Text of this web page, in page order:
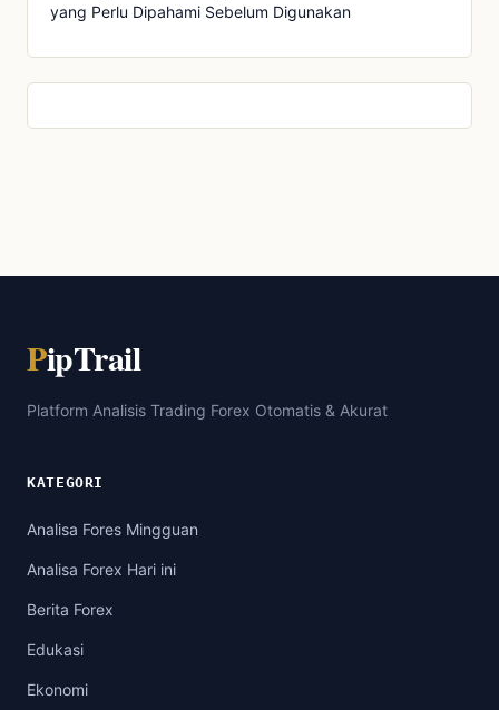
yang Perlu Dipahami Sebelum Digunakan
PipTrail
Platform Analisis Trading Forex Otomatis & Akurat
KATEGORI
Analisa Fores Mingguan
Analisa Forex Hari ini
Berita Forex
Edukasi
Ekonomi